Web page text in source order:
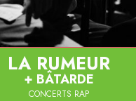
LA RUMEUR
BÂTARDE
CONCERTS RAP